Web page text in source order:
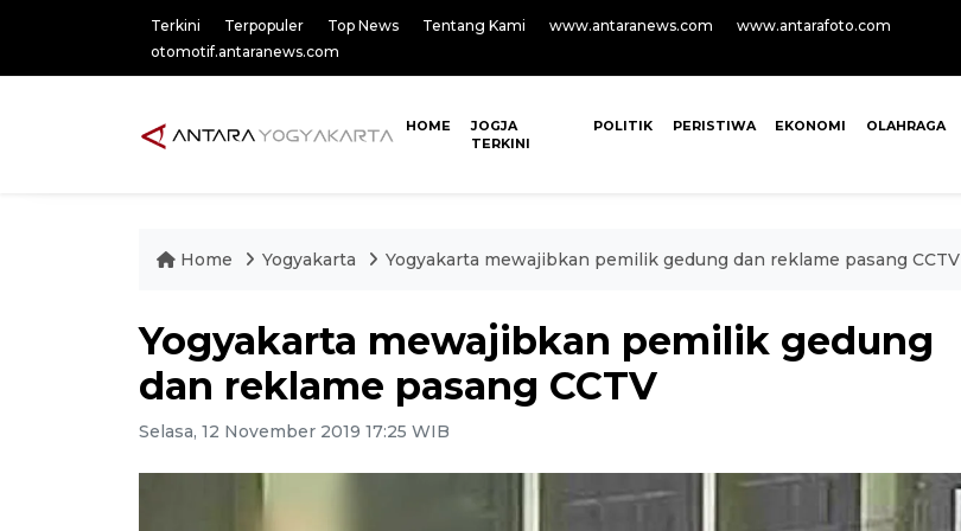
Terkini Terpopuler Top News Tentang Kami www.antaranews.com
www.antarafoto.com
otomotif.antaranews.com
HOME
JOGJA
TERKINI
POLITIK PERISTIWA EKONOMI OLAHRAGA
Home Yogyakarta Yogyakarta mewajibkan pemilik gedung dan reklame pasang CCTV
Yogyakarta mewajibkan pemilik gedung
dan reklame pasang CCTV
Selasa, 12 November 2019 17:25 WIB